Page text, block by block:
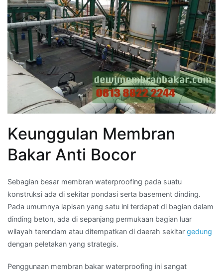
Keunggulan Membran
Bakar Anti Bocor
Sebagian besar membran waterproofing pada suatu
konstruksi ada di sekitar pondasi serta basement dinding.
Pada umumnya lapisan yang satu ini terdapat di bagian dalam
dinding beton, ada di sepanjang permukaan bagian luar
wilayah terendam atau ditempatkan di daerah sekitar gedung
dengan peletakan yang strategis.
Penggunaan membran bakar waterproofing ini sangat